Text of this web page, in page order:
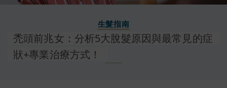
生髮指南
禿頭前兆女：分析5大脫髮原因與最常見的症
狀+專業治療方式！